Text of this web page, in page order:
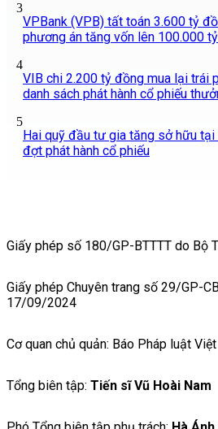
3
VPBank (VPB) tất toán 3.600 tỷ
phương án tăng vốn lên 100.000
4
VIB chi 2.200 tỷ đồng mua lại trái
danh sách phát hành cổ phiếu
5
Hai quỹ đầu tư gia tăng sở hữu
đợt phát hành cổ phiếu
Giấy phép số 180/GP-BTTTT do Bộ
Giấy phép Chuyên trang số 29/GP-
17/09/2024
Cơ quan chủ quản: Báo Pháp luật
Tổng biên tập: Tiến sĩ Vũ Hoài Nam